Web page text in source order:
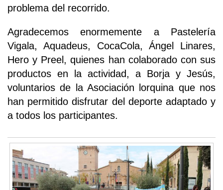
problema del recorrido.
Agradecemos enormemente a Pastelería
Vigala, Aquadeus, CocaCola, Ángel Linares,
Hero y Preel, quienes han colaborado con sus
productos en la actividad, a Borja y Jesús,
voluntarios de la Asociación lorquina que nos
han permitido disfrutar del deporte adaptado y
a todos los participantes.